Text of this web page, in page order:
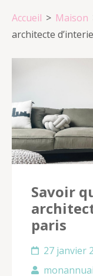
Accueil > Maison
architecte
Savoir
paris
27 janvier